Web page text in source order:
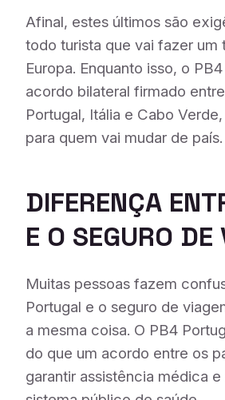
Afinal, estes últimos são
todo turista que vai fazer um
Europa. Enquanto isso, o
acordo bilateral firmado
Portugal, Itália e Cabo
para quem vai mudar de país.
DIFERENÇA
E O SEGURO DE
Muitas pessoas fazem
Portugal e o seguro de
a mesma coisa. O PB4
do que um acordo entre os
garantir assistência médica